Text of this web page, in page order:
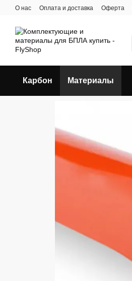
Перейти к основному контенту
О нас Оплата и доставка Оферта
Карбон Материалы